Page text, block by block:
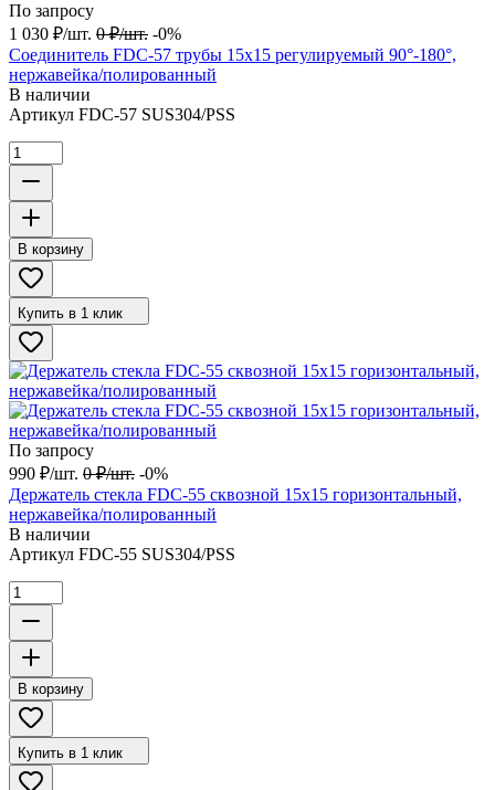
По запросу
1 030 ₽/шт. 0 ₽/шт. -0%
Соединитель FDC-57 трубы 15х15 регулируемый 90°-180°,
нержавейка/полированный
В наличии
Артикул FDC-57 SUS304/PSS
В корзину
Купить в 1 клик
По запросу
990 ₽/шт. 0 ₽/шт. -0%
Держатель стекла FDC-55 сквозной 15х15 горизонтальный,
нержавейка/полированный
В наличии
Артикул FDC-55 SUS304/PSS
В корзину
Купить в 1 клик